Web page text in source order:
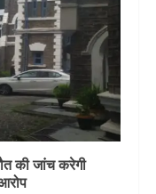
की जांच करेगी